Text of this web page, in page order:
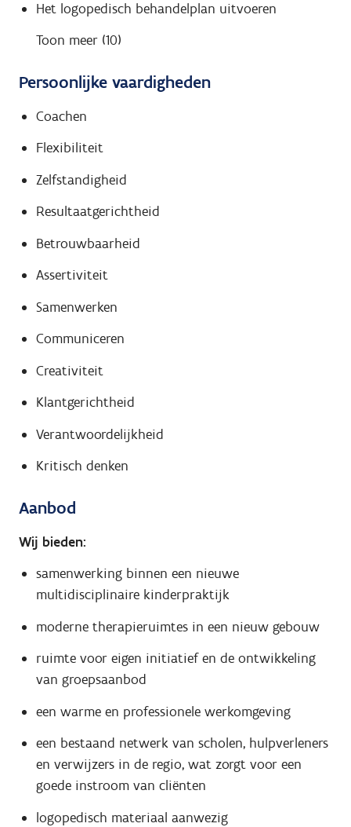
Het logopedisch behandelplan uitvoeren
Toon meer (10)
Persoonlijke vaardigheden
Coachen
Flexibiliteit
Zelfstandigheid
Resultaatgerichtheid
Betrouwbaarheid
Assertiviteit
Samenwerken
Communiceren
Creativiteit
Klantgerichtheid
Verantwoordelijkheid
Kritisch denken
Aanbod
Wij bieden:
samenwerking binnen een nieuwe
multidisciplinaire kinderpraktijk
moderne therapieruimtes in een nieuw gebouw
ruimte voor eigen initiatief en de ontwikkeling
van groepsaanbod
een warme en professionele werkomgeving
een bestaand netwerk van scholen, hulpverleners
en verwijzers in de regio, wat zorgt voor een
goede instroom van cliënten
logopedisch materiaal aanwezig